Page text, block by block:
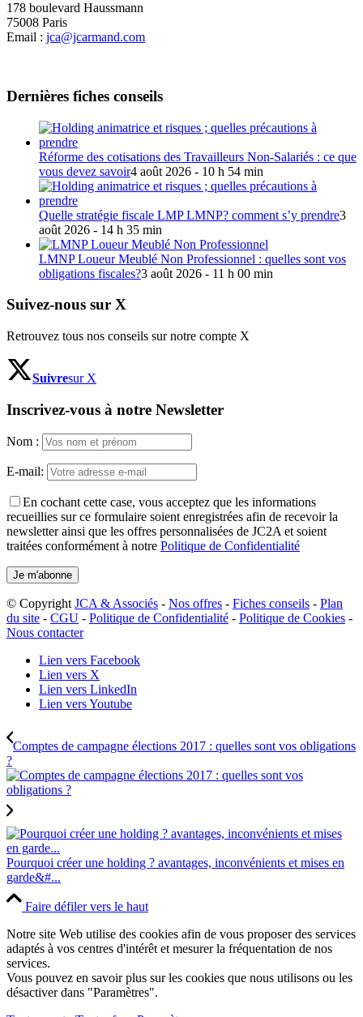
178 boulevard Haussmann
75008 Paris
Email : jca@jcarmand.com
Dernières fiches conseils
Réforme des cotisations des Travailleurs Non-Salariés : ce que
vous devez savoir4 août 2026 - 10 h 54 min
Quelle stratégie fiscale LMP LMNP? comment s’y prendre3
août 2026 - 14 h 35 min
LMNP Loueur Meublé Non Professionnel : quelles sont vos
obligations fiscales?3 août 2026 - 11 h 00 min
Suivez-nous sur X
Retrouvez tous nos conseils sur notre compte X
Suivresur X
Inscrivez-vous à notre Newsletter
Nom :
E-mail:
En cochant cette case, vous acceptez que les informations
recueillies sur ce formulaire soient enregistrées afin de recevoir la
newsletter ainsi que les offres personnalisées de JC2A et soient
traitées conformément à notre Politique de Confidentialité
© CopyrightJCA & Associés - Nos offres - Fiches conseils - Plan
du site - CGU - Politique de Confidentialité - Politique de Cookies -
Nous contacter
Lien vers Facebook
Lien vers X
Lien vers LinkedIn
Lien vers Youtube
Comptes de campagne élections 2017 : quelles sont vos obligations
?
Pourquoi créer une holding ? avantages, inconvénients et mises en
garde&#...
Faire défiler vers le haut
Notre site Web utilise des cookies afin de vous proposer des services
adaptés à vos centres d'intérêt et mesurer la fréquentation de nos
services.
Vous pouvez en savoir plus sur les cookies que nous utilisons ou les
désactiver dans "Paramètres".